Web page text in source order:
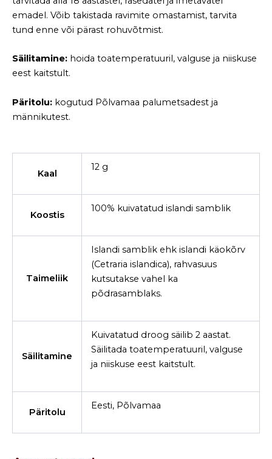
emadel. Võib takistada ravimite omastamist, tarvita
tund enne või pärast rohuvõtmist.
Säilitamine: hoida toatemperatuuril, valguse ja niiskuse
eest kaitstult.
Päritolu: kogutud Põlvamaa palumetsadest ja
männikutest.
Kaal
12 g
Koostis
100% kuivatatud islandi samblik
Taimeliik
Islandi samblik ehk islandi käokõrv
(Cetraria islandica), rahvasuus
kutsutakse vahel ka
põdrasamblaks.
Säilitamine
Kuivatatud droog säilib 2 aastat.
Säilitada toatemperatuuril, valguse
ja niiskuse eest kaitstult.
Päritolu
Eesti, Põlvamaa